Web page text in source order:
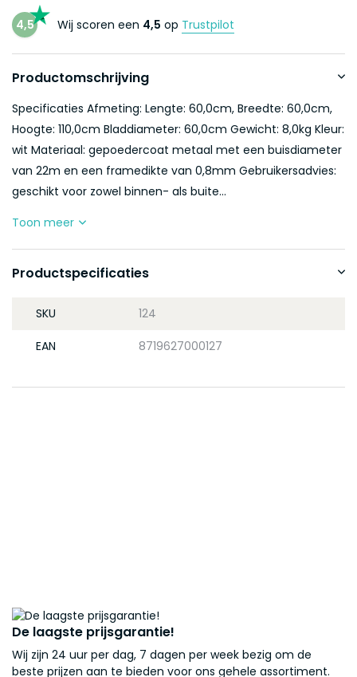
4,5 Wij scoren een 4,5 op Trustpilot
Productomschrijving
Specificaties Afmeting: Lengte: 60,0cm, Breedte: 60,0cm,
Hoogte: 110,0cm Bladdiameter: 60,0cm Gewicht: 8,0kg Kleur:
wit Materiaal: gepoedercoat metaal met een buisdiameter
van 22m en een framedikte van 0,8mm Gebruikersadvies:
geschikt voor zowel binnen- als buite...
Toon meer
Productspecificaties
SKU 124
EAN 8719627000127
De laagste prijsgarantie!
Wij zijn 24 uur per dag, 7 dagen per week bezig om de
beste prijzen aan te bieden voor ons gehele assortiment.